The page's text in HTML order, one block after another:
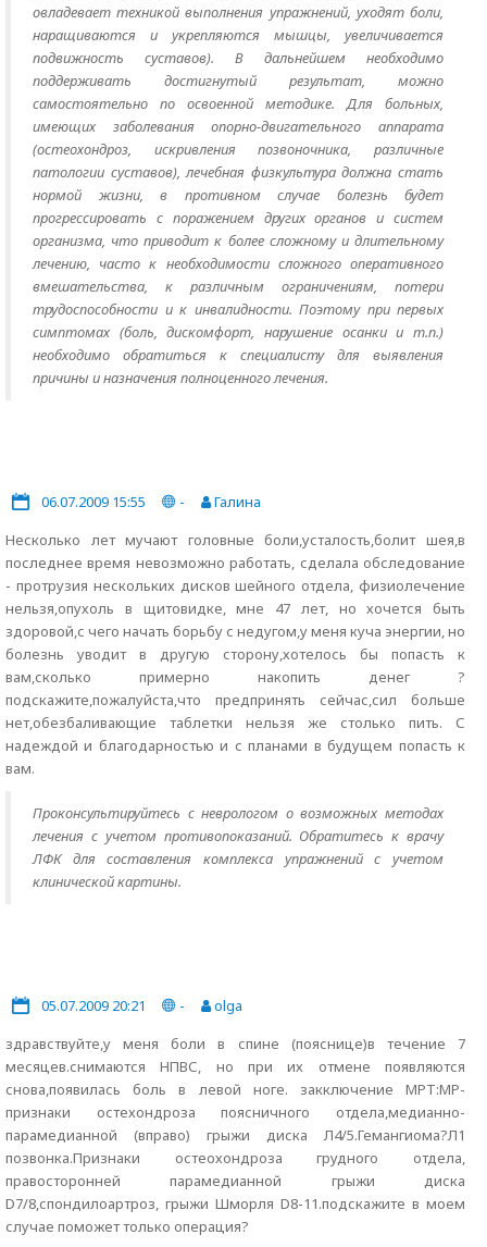
овладевает техникой выполнения упражнений, уходят боли,
наращиваются и укрепляются мышцы, увеличивается
подвижность суставов). В дальнейшем необходимо
поддерживать достигнутый результат, можно
самостоятельно по освоенной методике. Для больных,
имеющих заболевания опорно-двигательного аппарата
(остеохондроз, искривления позвоночника, различные
патологии суставов), лечебная физкультура должна стать
нормой жизни, в противном случае болезнь будет
прогрессировать с поражением других органов и систем
организма, что приводит к более сложному и длительному
лечению, часто к необходимости сложного оперативного
вмешательства, к различным ограничениям, потери
трудоспособности и к инвалидности. Поэтому при первых
симптомах (боль, дискомфорт, нарушение осанки и т.п.)
необходимо обратиться к специалисту для выявления
причины и назначения полноценного лечения.
06.07.2009 15:55 -
Галина
Несколько лет мучают головные боли,усталость,болит шея,в
последнее время невозможно работать, сделала обследование
- протрузия нескольких дисков шейного отдела, физиолечение
нельзя,опухоль в щитовидке, мне 47 лет, но хочется быть
здоровой,с чего начать борьбу с недугом,у меня куча энергии, но
болезнь уводит в другую сторону,хотелось бы попасть к
вам,сколько примерно накопить денег ?
подскажите,пожалуйста,что предпринять сейчас,сил больше
нет,обезбаливающие таблетки нельзя же столько пить. С
надеждой и благодарностью и с планами в будущем попасть к
вам.
Проконсультируйтесь с неврологом о возможных методах
лечения с учетом противопоказаний. Обратитесь к врачу
ЛФК для составления комплекса упражнений с учетом
клинической картины.
05.07.2009 20:21 -
olga
здравствуйте,у меня боли в спине (пояснице)в течение 7
месяцев.снимаются НПВС, но при их отмене появляются
снова,появилась боль в левой ноге. закключение МРТ:МР-
признаки остехондроза поясничного отдела,медианно-
парамедианной (вправо) грыжи диска Л4/5.Гемангиома?Л1
позвонка.Признаки остеохондроза грудного отдела,
правосторонней парамедианной грыжи диска
D7/8,спондилоартроз, грыжи Шморля D8-11.подскажите в моем
случае поможет только операция?